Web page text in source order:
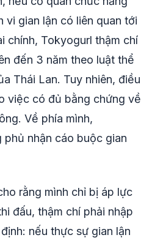
vi gian lận có liên quan tới
chính, Tokyogurl thậm chí
đến 3 năm theo luật thể
Thái Lan. Tuy nhiên, điều
việc có đủ bằng chứng về
Về phía mình,
nhận cáo buộc gian
rằng mình chỉ bị áp lực
đấu, thậm chí phải nhập
nếu thực sự gian lận